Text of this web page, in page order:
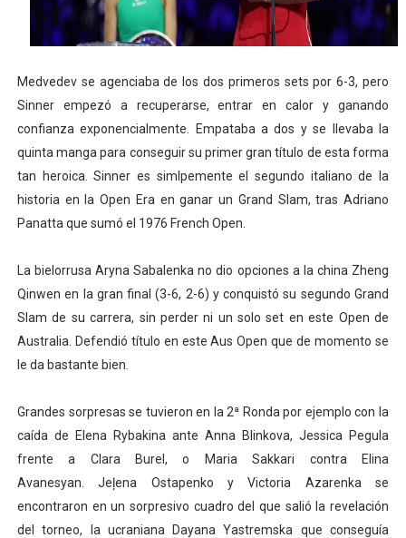
Medvedev se agenciaba de los dos primeros sets por 6-3, pero
Sinner empezó a recuperarse, entrar en calor y ganando
confianza exponencialmente. Empataba a dos y se llevaba la
quinta manga para conseguir su primer gran título de esta forma
tan heroica. Sinner es simlpemente el segundo italiano de la
historia en la Open Era en ganar un Grand Slam, tras Adriano
Panatta que sumó el 1976 French Open.
La bielorrusa Aryna Sabalenka no dio opciones a la china Zheng
Qinwen en la gran final (3-6, 2-6) y conquistó su segundo Grand
Slam de su carrera, sin perder ni un solo set en este Open de
Australia. Defendió título en este Aus Open que de momento se
le da bastante bien.
Grandes sorpresas se tuvieron en la 2ª Ronda por ejemplo con la
caída de Elena Rybakina ante Anna Blinkova, Jessica Pegula
frente a Clara Burel, o Maria Sakkari contra Elina
Avanesyan. Jeļena Ostapenko y Victoria Azarenka se
encontraron en un sorpresivo cuadro del que salió la revelación
del torneo, la ucraniana Dayana Yastremska que conseguía